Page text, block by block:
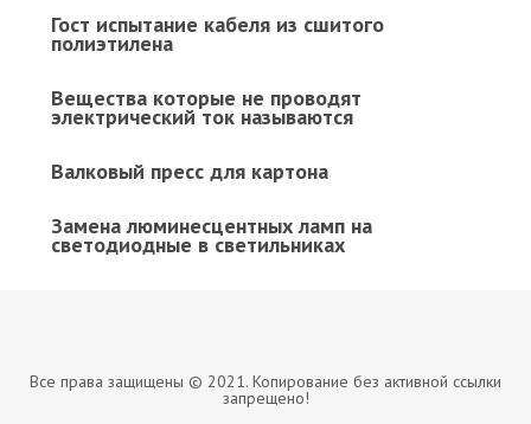
Гост испытание кабеля из сшитого
полиэтилена
Вещества которые не проводят
электрический ток называются
Валковый пресс для картона
Замена люминесцентных ламп на
светодиодные в светильниках
Все права защищены © 2021. Копирование без активной ссылки
запрещено!